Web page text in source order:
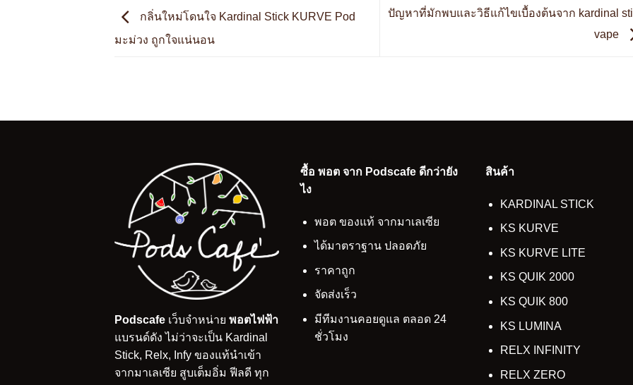
กลิ่นใหม่โดนใจ Kardinal Stick KURVE Pod
มะม่วง ถูกใจแน่นอน
ปัญหาที่มักพบและวิธีแก้ไขเบื้องต้นจาก kardinal
vape
Podscafe เว็บจำหน่าย พอตไฟฟ้า
แบรนด์ดัง ไม่ว่าจะเป็น Kardinal
Stick, Relx, Infy ของแท้นำเข้า
จากมาเลเซีย สูบเต็มอิ่ม ฟีลดี ทุก
ซื้อ พอต จาก Podscafe ดีกว่ายัง
ไง
พอต ของแท้ จากมาเลเซีย
ได้มาตราฐาน ปลอดภัย
ราคาถูก
จัดส่งเร็ว
มีทีมงานคอยดูแล ตลอด 24
ชั่วโมง
สินค้า
KARDINAL STICK
KS KURVE
KS KURVE LITE
KS QUIK 2000
KS QUIK 800
KS LUMINA
RELX INFINITY
RELX ZERO